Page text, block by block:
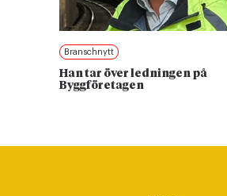
Branschnytt
Han tar över ledningen på
Byggföretagen